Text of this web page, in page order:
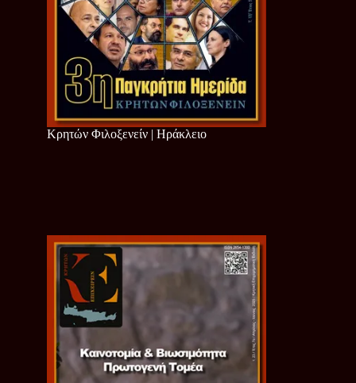
Κρητών Φιλοξενείν | Ηράκλειο